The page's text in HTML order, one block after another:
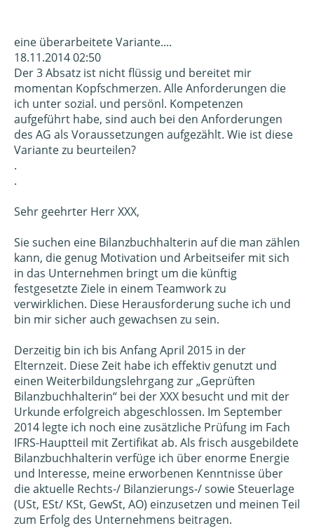
eine überarbeitete Variante....
18.11.2014 02:50
Der 3 Absatz ist nicht flüssig und bereitet mir
momentan Kopfschmerzen. Alle Anforderungen die
ich unter sozial. und persönl. Kompetenzen
aufgeführt habe, sind auch bei den Anforderungen
des AG als Voraussetzungen aufgezählt. Wie ist diese
Variante zu beurteilen?
.
.
Sehr geehrter Herr XXX,
Sie suchen eine Bilanzbuchhalterin auf die man zählen
kann, die genug Motivation und Arbeitseifer mit sich
in das Unternehmen bringt um die künftig
festgesetzte Ziele in einem Teamwork zu
verwirklichen. Diese Herausforderung suche ich und
bin mir sicher auch gewachsen zu sein.
Derzeitig bin ich bis Anfang April 2015 in der
Elternzeit. Diese Zeit habe ich effektiv genutzt und
einen Weiterbildungslehrgang zur „Geprüften
Bilanzbuchhalterin“ bei der XXX besucht und mit der
Urkunde erfolgreich abgeschlossen. Im September
2014 legte ich noch eine zusätzliche Prüfung im Fach
IFRS-Hauptteil mit Zertifikat ab. Als frisch ausgebildete
Bilanzbuchhalterin verfüge ich über enorme Energie
und Interesse, meine erworbenen Kenntnisse über
die aktuelle Rechts-/ Bilanzierungs-/ sowie Steuerlage
(USt, ESt/ KSt, GewSt, AO) einzusetzen und meinen Teil
zum Erfolg des Unternehmens beitragen.